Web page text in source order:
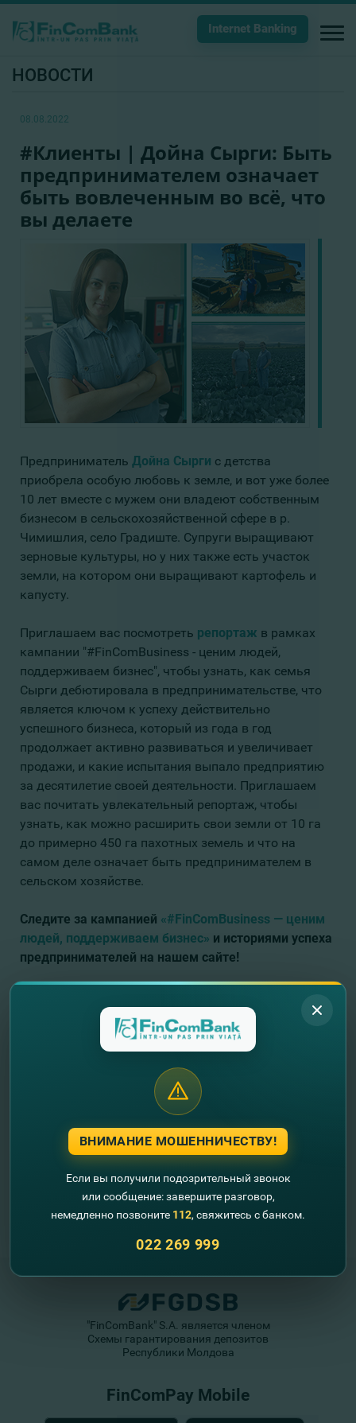
Internet Banking
НОВОСТИ
08.08.2022
#Клиенты | Дойна Сырги: Быть
предпринимателем означает
быть вовлеченным во всё, что
вы делаете
Предприниматель Дойна Сырги с детства
приобрела особую любовь к земле, и вот уже более
10 лет вместе с мужем они владеют собственным
бизнесом в сельскохозяйственной сфере в р.
Чимишлия, село Градиште. Супруги выращивают
зерновые культуры, но у них также есть участок
земли, на котором они выращивают картофель и
капусту.
Приглашаем вас посмотреть репортаж в рамках
кампании "#FinComBusiness - ценим людей,
поддерживаем бизнес", чтобы узнать, как семья
Сырги дебютировала в предпринимательстве, что
является ключом к успеху действительно
успешного бизнеса, который из года в год
продолжает активно развиваться и увеличивает
продажи, и какие испытания выпало предприятию
за десятилетие своей деятельности. Приглашаем
вас почитать увлекательный репортаж, чтобы
узнать, как можно расширить свои земли от 10 га
до примерно 450 га пахотных земель и что на
самом деле означает быть предпринимателем в
сельском хозяйстве.
Следите за кампанией «#FinComBusiness — ценим
людей, поддерживаем бизнес» и историями успеха
предпринимателей на нашем сайте!
Другие новости
"FinComBank" S.A. является членом
Схемы гарантирования депозитов
Республики Молдова
FinComPay Mobile
ВНИМАНИЕ МОШЕННИЧЕСТВУ!
Если вы получили подозрительный звонок
или сообщение: завершите разговор,
немедленно позвоните 112, свяжитесь с банком.
022 269 999